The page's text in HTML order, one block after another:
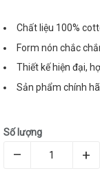
Chất liệu 100%
Form nón chắc
Thiết kế hiện đại,
Sản phẩm chính
Số lượng
– +